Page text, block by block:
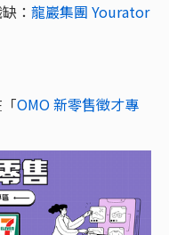
： 龍巖集團 Yourator
OMO 新零售徵才專